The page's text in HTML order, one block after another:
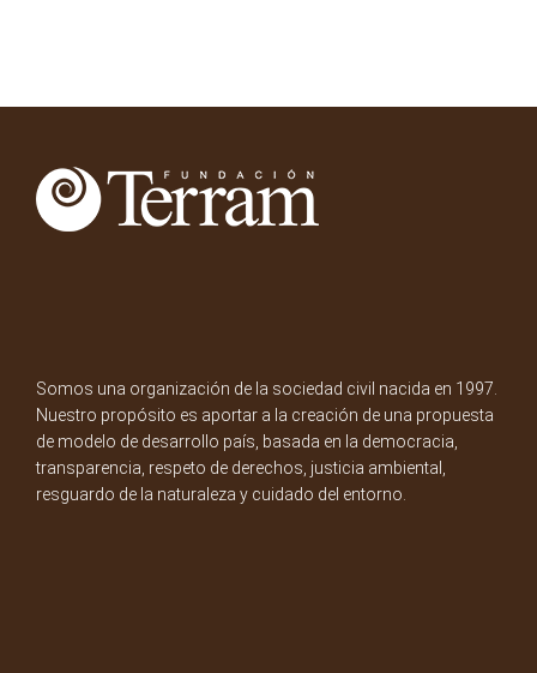
Somos una organización de la sociedad civil nacida en 1997.
Nuestro propósito es aportar a la creación de una propuesta
de modelo de desarrollo país, basada en la democracia,
transparencia, respeto de derechos, justicia ambiental,
resguardo de la naturaleza y cuidado del entorno.